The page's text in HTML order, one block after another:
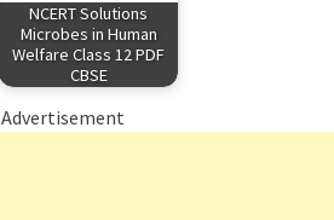
NCERT Solutions
Microbes in Human
Welfare Class 12 PDF
CBSE
Advertisement